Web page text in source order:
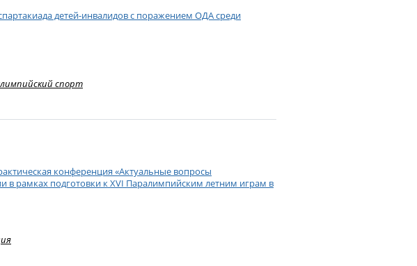
детей-инвалидов с поражением ОДА среди
спорт
конференция «Актуальные вопросы
в рамках подготовки к XVI Паралимпийским летним играм в